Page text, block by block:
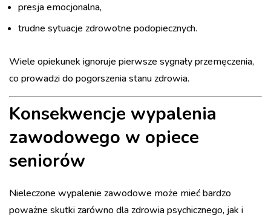
presja emocjonalna,
trudne sytuacje zdrowotne podopiecznych.
Wiele opiekunek ignoruje pierwsze sygnały przemęczenia,
co prowadzi do pogorszenia stanu zdrowia.
Konsekwencje wypalenia
zawodowego w opiece
seniorów
Nieleczone wypalenie zawodowe może mieć bardzo
poważne skutki zarówno dla zdrowia psychicznego, jak i